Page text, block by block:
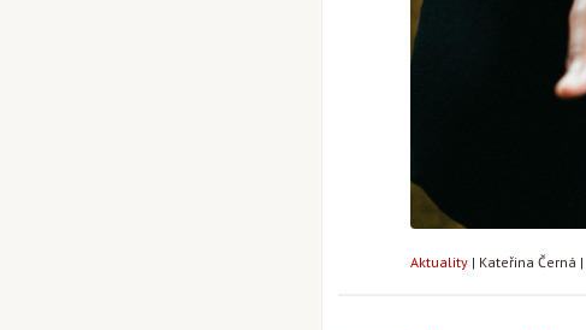
Aktuality | Kateřina Černá |